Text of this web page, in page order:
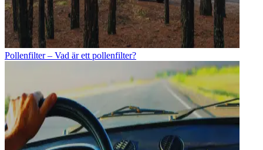
Pollenfilter – Vad är ett pollenfilter?